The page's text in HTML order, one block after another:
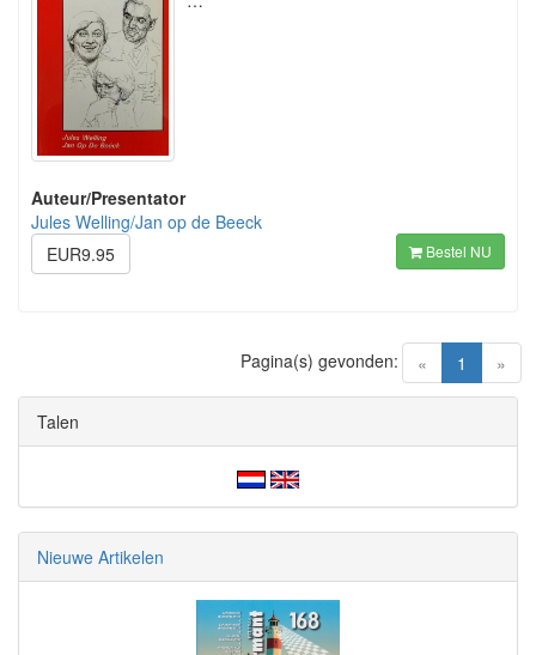
Auteur/Presentator
Jules Welling/Jan op de Beeck
EUR9.95
Bestel NU
« 1 (current)
»
Pagina(s) gevonden:
Talen
Nieuwe Artikelen